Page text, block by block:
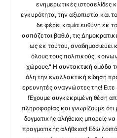
ενημερωτικές ιστοσελίδες
εγκυρότητα, την αξιοπιστία και
δε φέρει καμία ευθύνη εκ
ασπάζεται βαθιά, τις
ως εκ τούτου, αναδημοσιεύει
όλους τους πολιτικούς,
χώρους." Η συντακτική ομάδα
όλη την εναλλακτική είδηση
ερευνητές αναγνώστες της! Ειτε
!Έχουμε συγκεκριμένη θέση
πληροφορίας και γνωρίζουμε ότι
δογματικής αλήθειας μπορείς
πραγματικής αλήθειας! Εδώ